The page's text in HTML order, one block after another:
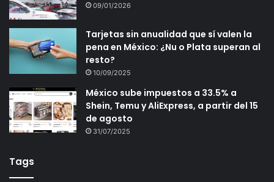
09/01/2026
Tarjetas sin anualidad que sí valen la
pena en México: ¿Nu o Plata superan al
resto?
10/09/2025
México sube impuestos a 33.5% a
Shein, Temu y AliExpress, a partir del 15
de agosto
31/07/2025
Tags